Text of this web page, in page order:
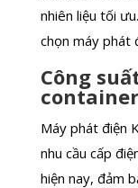
nhiên liệu tối
chọn máy phát
Công
Máy phát điện
nhu cầu cấp
hiện nay, đảm